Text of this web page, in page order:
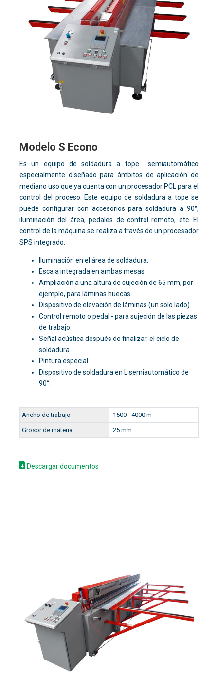
Modelo S Econo
Es un equipo de soldadura a tope semiautomático
especialmente diseñado para ámbitos de aplicación de
mediano uso que ya cuenta con un procesador PCL para el
control del proceso. Este equipo de soldadura a tope se
puede configurar con accesorios para soldadura a 90°,
iluminación del área, pedales de control remoto, etc. El
control de la máquina se realiza a través de un procesador
SPS integrado.
Iluminación en el área de soldadura.
Escala integrada en ambas mesas.
Ampliación a una altura de sujeción de 65 mm, por
ejemplo, para láminas huecas.
Dispositivo de elevación de láminas (un solo lado).
Control remoto o pedal - para sujeción de las piezas
de trabajo.
Señal acústica después de finalizar. el ciclo de
soldadura.
Pintura especial.
Dispositivo de soldadura en L semiautomático de
90°.
Ancho de trabajo 1500 - 4000 m
Grosor de material 25 mm
Descargar documentos